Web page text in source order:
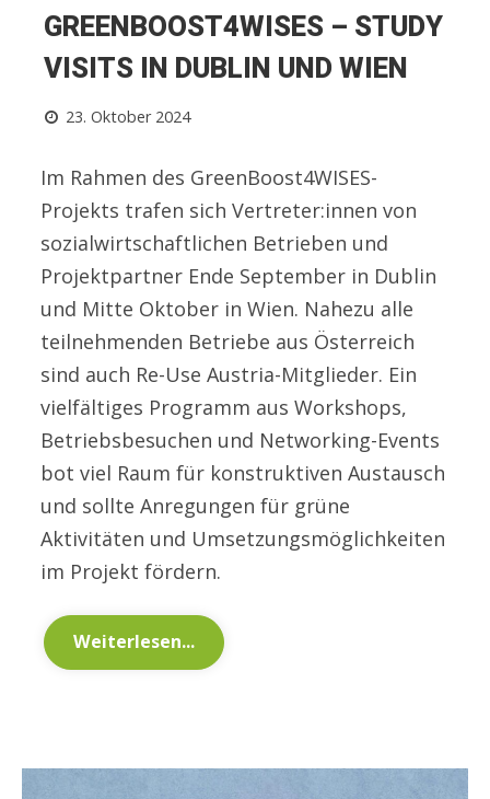
GREENBOOST4WISES – STUDY
VISITS IN DUBLIN UND WIEN
23. Oktober 2024
Im Rahmen des GreenBoost4WISES-
Projekts trafen sich Vertreter:innen von
sozialwirtschaftlichen Betrieben und
Projektpartner Ende September in Dublin
und Mitte Oktober in Wien. Nahezu alle
teilnehmenden Betriebe aus Österreich
sind auch Re-Use Austria-Mitglieder. Ein
vielfältiges Programm aus Workshops,
Betriebsbesuchen und Networking-Events
bot viel Raum für konstruktiven Austausch
und sollte Anregungen für grüne
Aktivitäten und Umsetzungsmöglichkeiten
im Projekt fördern.
Weiterlesen...